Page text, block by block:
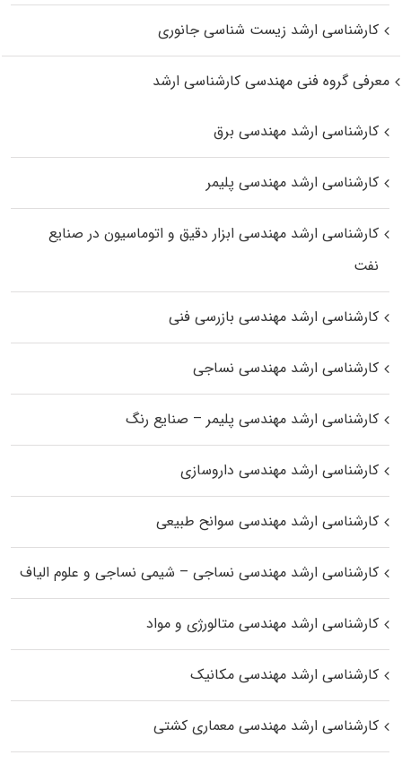
کارشناسی ارشد زیست‌ شناسی جانوری
معرفی گروه فنی مهندسی کارشناسی ارشد
کارشناسی ارشد مهندسی برق
کارشناسی ارشد مهندسی پلیمر
کارشناسی ارشد مهندسی ابزار دقیق و اتوماسیون در صنایع
نفت
کارشناسی ارشد مهندسی بازرسی فنی
کارشناسی ارشد مهندسی نساجی
کارشناسی ارشد مهندسی پلیمر – صنایع رنگ
کارشناسی ارشد مهندسی داروسازی
کارشناسی ارشد مهندسی سوانح طبیعی
کارشناسی ارشد مهندسی نساجی – شیمی نساجی و علوم الیاف
کارشناسی ارشد مهندسی متالورژی و مواد
کارشناسی ارشد مهندسی مکانیک
کارشناسی ارشد مهندسی معماری کشتی